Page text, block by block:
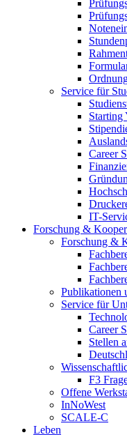
Service für
Starting
Career
IT-
Forschung &
Forschung &
Publikationen
Service für
Career
Stellen
F3
Offene
InNoWest
SCALE-C
Leben